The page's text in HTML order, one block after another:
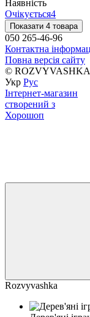
Наявність
Очікується4
Показати 4 товара
050 265-46-96
Контактна
Повна версія сайту
© ROZVYVASHKA
Укр Рус
Інтернет-магазин
створений з
Хорошоп
Rozvyvashka